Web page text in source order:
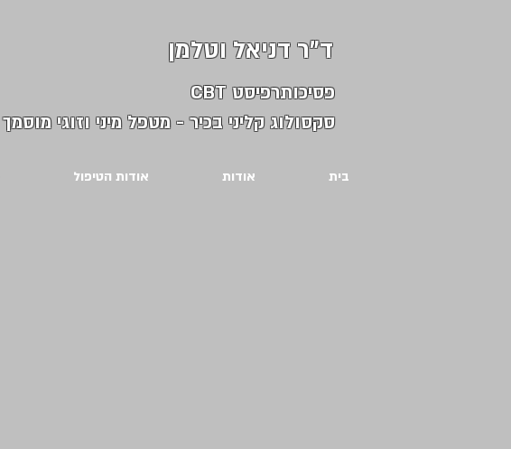
ד"ר דניאל וטלמן
פסיכותרפיסט CBT
סקסולוג קליני בכיר - מטפל מיני וזוגי מוסמך
בית אודות אודות הטיפול